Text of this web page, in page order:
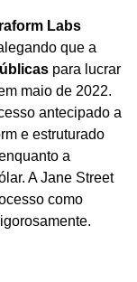
Labs
que a
para lucrar
maio de 2022.
antecipado a
e estruturado
a
A Jane Street
como